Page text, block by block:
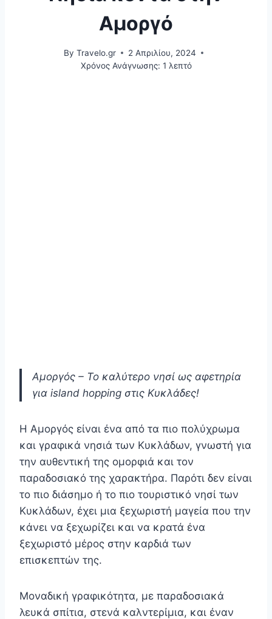
Αμοργό
By Travelo.gr
2 Απριλίου, 2024
Χρόνος Ανάγνωσης: 1 λεπτό
Αμοργός – Το καλύτερο νησί ως αφετηρία
για island hopping στις Κυκλάδες!
Η Αμοργός είναι ένα από τα πιο πολύχρωμα
και γραφικά νησιά των Κυκλάδων, γνωστή για
την αυθεντική της ομορφιά και τον
παραδοσιακό της χαρακτήρα. Παρότι δεν είναι
το πιο διάσημο ή το πιο τουριστικό νησί των
Κυκλάδων, έχει μια ξεχωριστή μαγεία που την
κάνει να ξεχωρίζει και να κρατά ένα
ξεχωριστό μέρος στην καρδιά των
επισκεπτών της.
Μοναδική γραφικότητα, με παραδοσιακά
λευκά σπίτια, στενά καλντερίμια, και έναν